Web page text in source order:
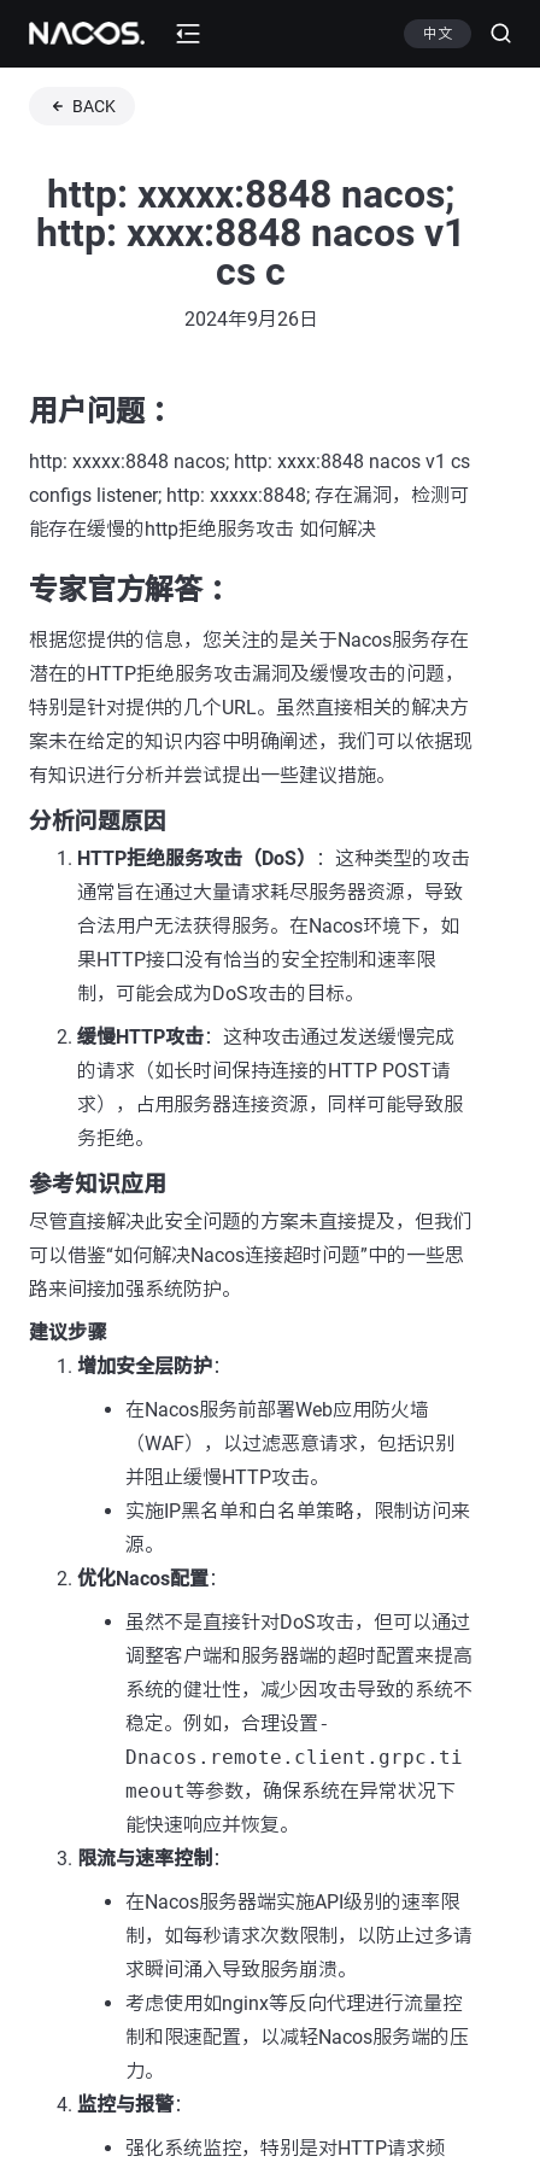
中文
BACK
http: xxxxx:8848 nacos;
http: xxxx:8848 nacos v1
cs c
2024年9月26日
用户问题 ：
http: xxxxx:8848 nacos; http: xxxx:8848 nacos v1 cs
configs listener; http: xxxxx:8848; 存在漏洞，检测可
能存在缓慢的http拒绝服务攻击 如何解决
专家官方解答 ：
根据您提供的信息，您关注的是关于Nacos服务存在
潜在的HTTP拒绝服务攻击漏洞及缓慢攻击的问题，
特别是针对提供的几个URL。虽然直接相关的解决方
案未在给定的知识内容中明确阐述，我们可以依据现
有知识进行分析并尝试提出一些建议措施。
分析问题原因
HTTP拒绝服务攻击（DoS）
：这种类型的攻击
通常旨在通过大量请求耗尽服务器资源，导致
合法用户无法获得服务。在Nacos环境下，如
果HTTP接口没有恰当的安全控制和速率限
制，可能会成为DoS攻击的目标。
缓慢HTTP攻击：这种攻击通过发送缓慢完成
的请求（如长时间保持连接的HTTP POST请
求），占用服务器连接资源，同样可能导致服
务拒绝。
参考知识应用
尽管直接解决此安全问题的方案未直接提及，但我们
可以借鉴“如何解决Nacos连接超时问题”中的一些思
路来间接加强系统防护。
建议步骤
增加安全层防护：
在Nacos服务前部署Web应用防火墙
（WAF），以过滤恶意请求，包括识别
并阻止缓慢HTTP攻击。
实施IP黑名单和白名单策略，限制访问来
源。
优化Nacos配置：
虽然不是直接针对DoS攻击，但可以通过
调整客户端和服务器端的超时配置来提高
系统的健壮性，减少因攻击导致的系统不
稳定。例如，合理设置-
Dnacos.remote.client.grpc.ti
meout等参数，确保系统在异常状况下
能快速响应并恢复。
限流与速率控制 ：
在Nacos服务器端实施API级别的速率限
制，如每秒请求次数限制，以防止过多请
求瞬间涌入导致服务崩溃。
考虑使用如nginx等反向代理进行流量控
制和限速配置，以减轻Nacos服务端的压
力。
监控与报警：
强化系统监控，特别是对HTTP请求频